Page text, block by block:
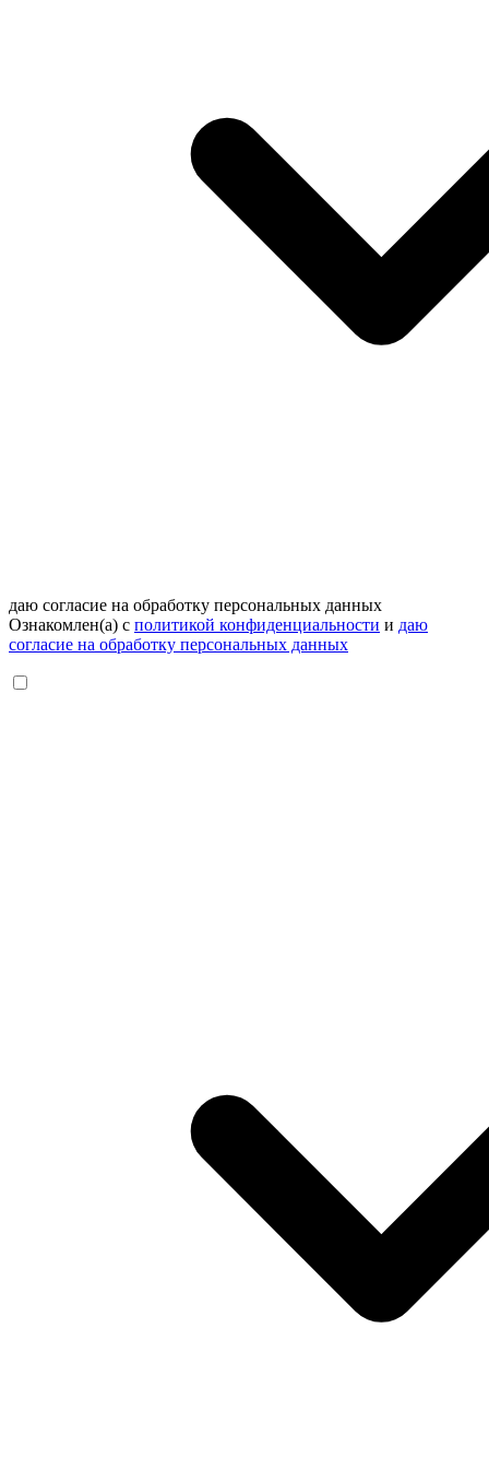
даю согласие на обработку персональных данных
Ознакомлен(а) с политикой конфиденциальности и даю
согласие на обработку персональных данных